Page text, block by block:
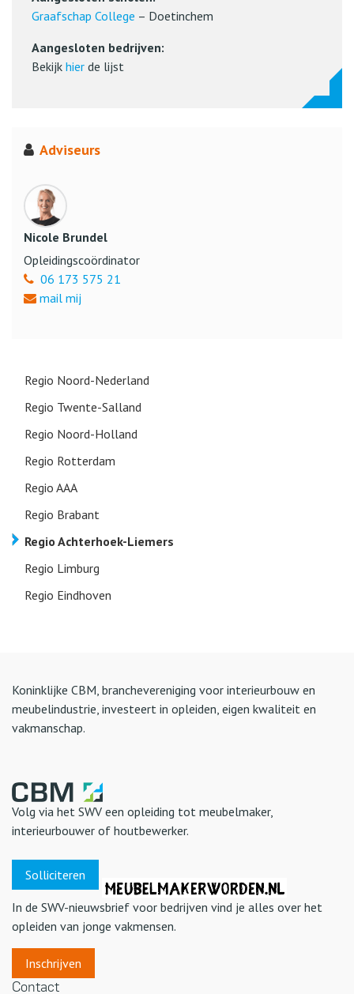
Regio Noord-Nederland
Regio Twente-Salland
Regio Noord-Holland
Regio Rotterdam
Regio AAA
Regio Brabant
Regio Achterhoek-Liemers
Regio Limburg
Regio Eindhoven
Graafschap College – Doetinchem
Aangesloten bedrijven:
Bekijk hier de lijst
Adviseurs
Nicole Brundel
Opleidingscoördinator
06 173 575 21
mail mij
Koninklijke CBM, branchevereniging voor interieurbouw en
meubelindustrie, investeert in opleiden, eigen kwaliteit en
vakmanschap.
Volg via het SWV een opleiding tot meubelmaker,
interieurbouwer of houtbewerker.
Solliciteren
In de SWV-nieuwsbrief voor bedrijven vind je alles over het
opleiden van jonge vakmensen.
Inschrijven
Contact